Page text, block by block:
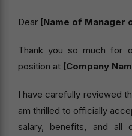
Dear [Name of Manager
Thank you so much for
position at [Company
I have carefully reviewed
am thrilled to officially
salary, benefits, and all